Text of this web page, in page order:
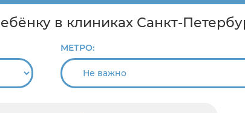
в клиниках Санкт-
МЕТРО: